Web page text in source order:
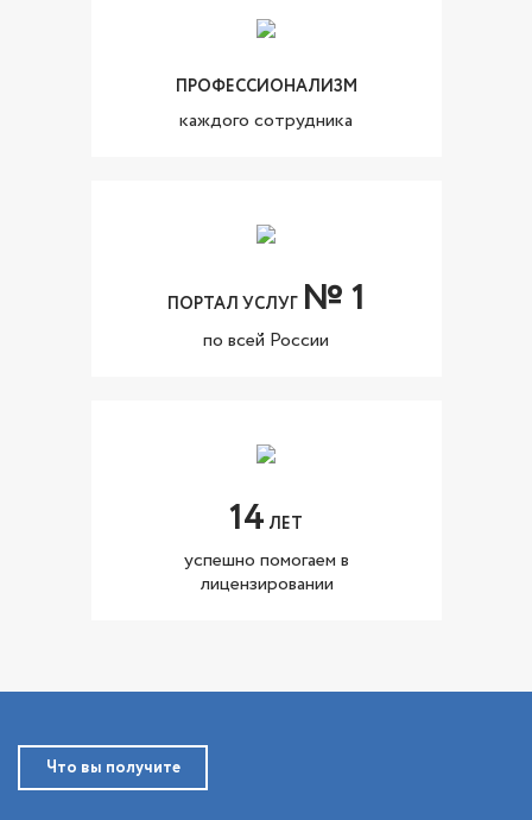
ПРОФЕССИОНАЛИЗМ
каждого сотрудника
ПОРТАЛ УСЛУГ № 1
по всей России
14 ЛЕТ
успешно помогаем в
лицензировании
Что вы получите